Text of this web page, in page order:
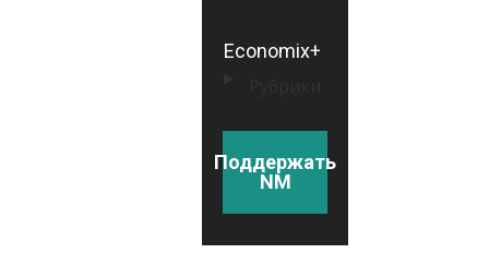
Economix+
Поддержать
NM